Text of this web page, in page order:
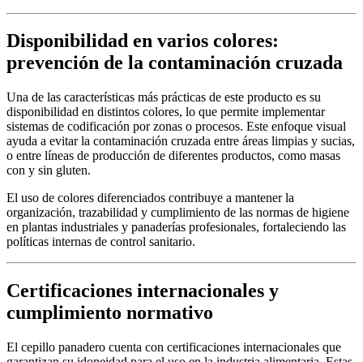
Disponibilidad en varios colores:
prevención de la contaminación cruzada
Una de las características más prácticas de este producto es su
disponibilidad en distintos colores, lo que permite implementar
sistemas de codificación por zonas o procesos. Este enfoque visual
ayuda a evitar la contaminación cruzada entre áreas limpias y sucias,
o entre líneas de producción de diferentes productos, como masas
con y sin gluten.
El uso de colores diferenciados contribuye a mantener la
organización, trazabilidad y cumplimiento de las normas de higiene
en plantas industriales y panaderías profesionales, fortaleciendo las
políticas internas de control sanitario.
Certificaciones internacionales y
cumplimiento normativo
El cepillo panadero cuenta con certificaciones internacionales que